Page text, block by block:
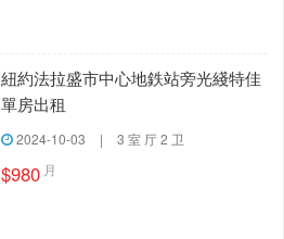
紐約法拉盛市中心地鉄站旁光綫特佳
單房出租
2024-10-03 | 3 室 厅 2 卫
$980 月